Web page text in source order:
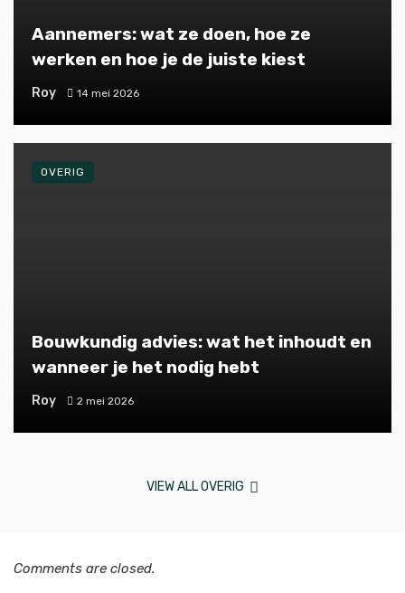
Aannemers: wat ze doen, hoe ze
werken en hoe je de juiste kiest
Roy 14 mei 2026
Bouwkundig advies: wat het inhoudt en
wanneer je het nodig hebt
Roy 2 mei 2026
OVERIG
VIEW ALL OVERIG
Comments are closed.